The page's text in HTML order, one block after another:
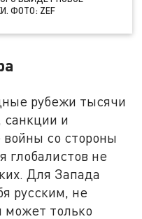
ФОТО: ZEF
рубежи тысячи
санкции и
со стороны
глобалистов не
Для Запада
русским, не
может только